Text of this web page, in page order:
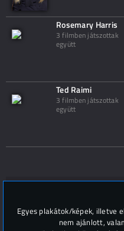
Rosemary Harris
3 filmben játszottak
együtt
Ted Raimi
3 filmben játszottak
együtt
Egyes plakátok/képek, illetve
nem ajánlott,